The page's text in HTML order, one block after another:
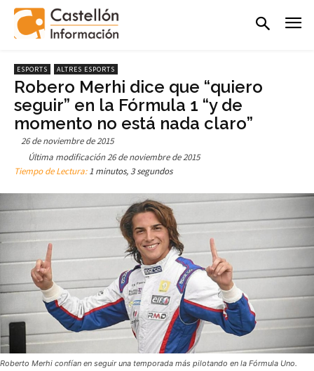
ESPORTS ALTRES ESPORTS
Robero Merhi dice que “quiero
seguir” en la Fórmula 1 “y de
momento no está nada claro”
26 de noviembre de 2015
Última modificación26 de noviembre de 2015
Tiempo de Lectura:1 minutos, 3 segundos
Roberto Merhi confían en seguir una temporada más pilotando en la Fórmula Uno.